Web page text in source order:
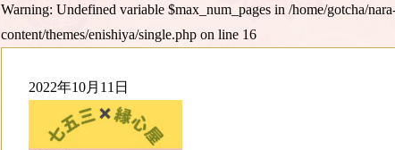
Warning: Undefined variable $max_num_pages in /home/gotcha/
content/themes/enishiya/single.php on line 16
2022年10月11日